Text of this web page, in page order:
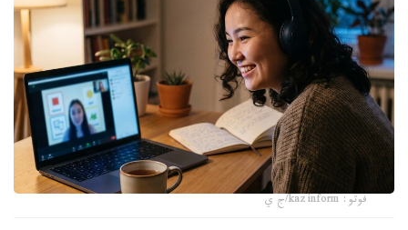
فوتو: kazinform/ج ي